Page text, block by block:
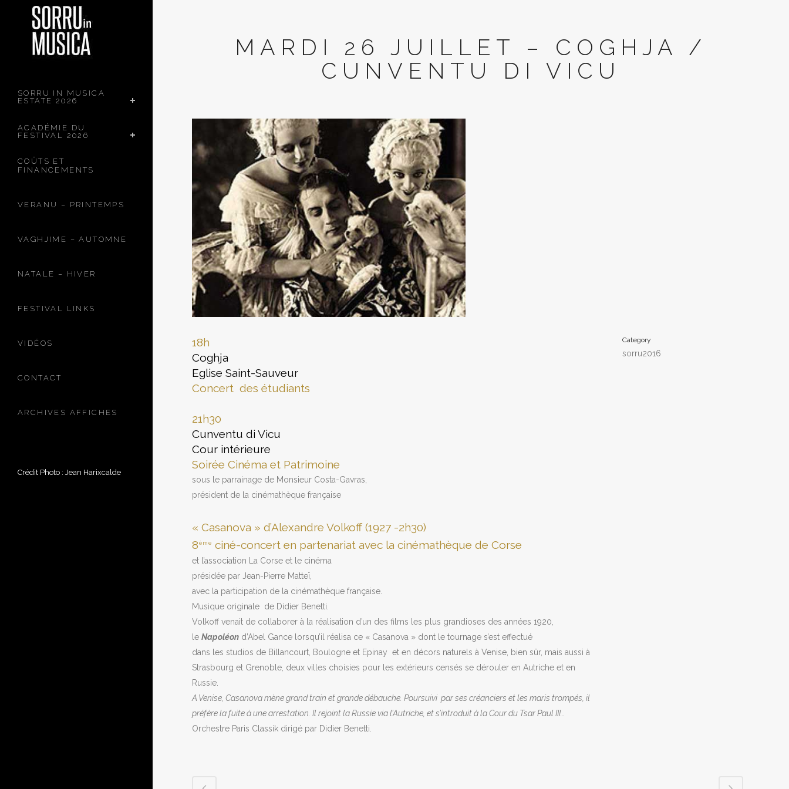
SORRU IN MUSICA
ESTATE 2026
ACADÉMIE DU
FESTIVAL 2026
COÛTS ET
FINANCEMENTS
VERANU – PRINTEMPS
VAGHJIME – AUTOMNE
NATALE – HIVER
FESTIVAL LINKS
VIDÉOS
CONTACT
ARCHIVES AFFICHES
Crédit Photo : Jean Harixcalde
MARDI 26 JUILLET – COGHJA /
CUNVENTU DI VICU
18h
Coghja
Eglise Saint-Sauveur
Concert des étudiants
21h30
Cunventu di Vicu
Cour intérieure
Soirée Cinéma et Patrimoine
sous le parrainage de Monsieur Costa-Gavras,
président de la cinémathèque française
« Casanova » d’Alexandre Volkoff (1927 -2h30)
8ème ciné-concert en partenariat avec la cinémathèque de Corse
et l’association La Corse et le cinéma
présidée par Jean-Pierre Matteï,
avec la participation de la cinémathèque française.
Musique originale de Didier Benetti.
Volkoff venait de collaborer à la réalisation d’un des films les plus grandioses des années 1920,
le Napoléon d’Abel Gance lorsqu’il réalisa ce « Casanova » dont le tournage s’est effectué
dans les studios de Billancourt, Boulogne et Epinay et en décors naturels à Venise, bien sûr, mais aussi à
Strasbourg et Grenoble, deux villes choisies pour les extérieurs censés se dérouler en Autriche et en
Russie.
A Venise, Casanova mène grand train et grande débauche. Poursuivi par ses créanciers et les maris trompés, il
préfère la fuite à une arrestation. Il rejoint la Russie via l’Autriche, et s’introduit à la Cour du Tsar Paul III…
Orchestre Paris Classik dirigé par Didier Benetti.
Category
sorru2016